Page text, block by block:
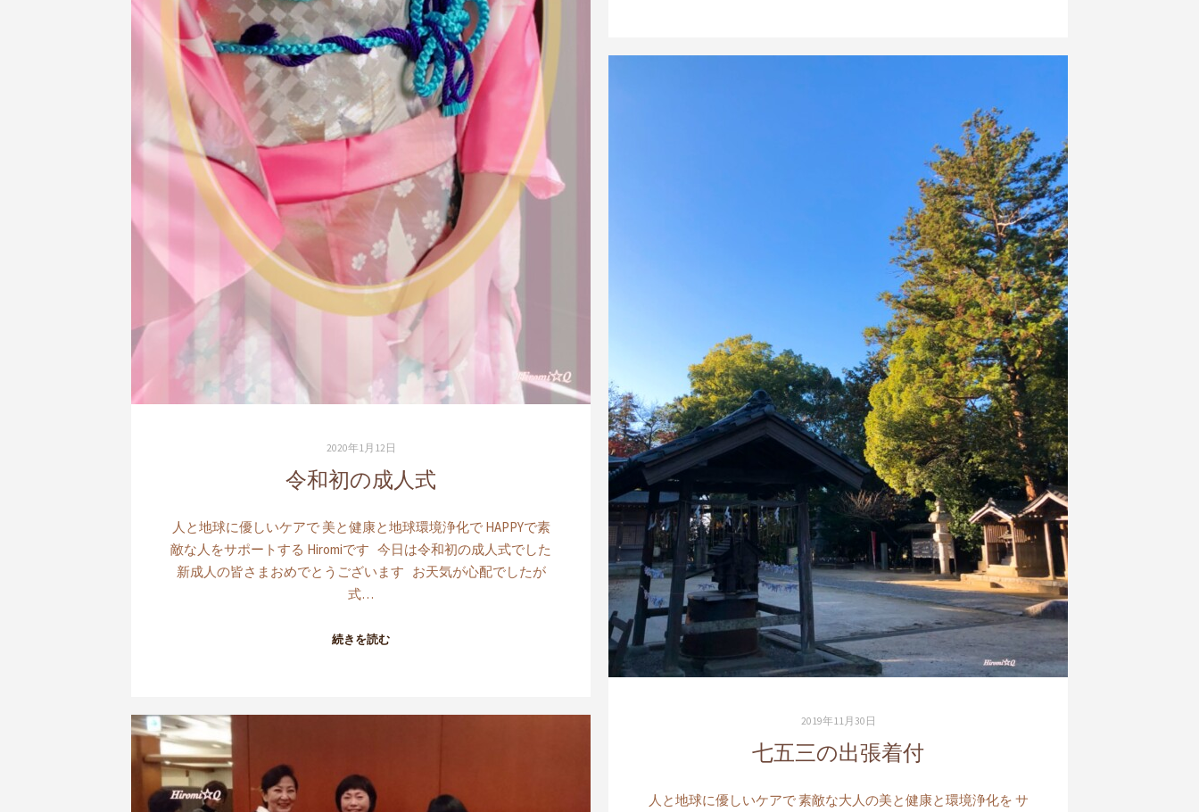
2020年1月12日
令和初の成人式
人と地球に優しいケアで 美と健康と地球環境浄化で HAPPYで素
敵な人をサポートする Hiromiです 今日は令和初の成人式でした
新成人の皆さまおめでとうございます お天気が心配でしたが
式…
続きを読む
2019年11月30日
七五三の出張着付
人と地球に優しいケアで 素敵な大人の美と健康と環境浄化を サ